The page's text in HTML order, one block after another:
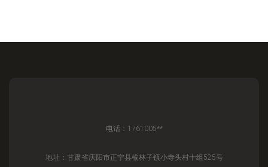
电话：1761005**
地址：甘肃省庆阳市正宁县榆林子镇小寺头村十组525号